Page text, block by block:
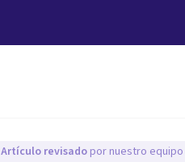
Artículo revisado por nuestro